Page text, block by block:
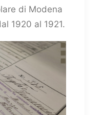
di Modena
1920 al 1921.